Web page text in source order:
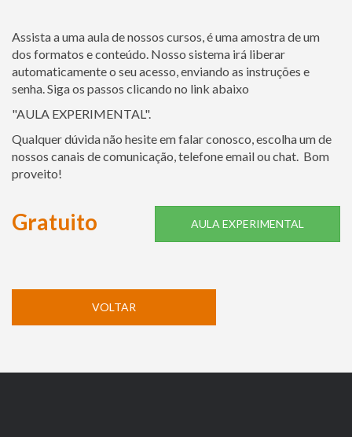
Assista a uma aula de nossos cursos, é uma amostra de um
dos formatos e conteúdo. Nosso sistema irá liberar
automaticamente o seu acesso, enviando as instruções e
senha. Siga os passos clicando no link abaixo
"AULA EXPERIMENTAL".
Qualquer dúvida não hesite em falar conosco, escolha um de
nossos canais de comunicação, telefone email ou chat. Bom
proveito!
AULA EXPERIMENTAL
Gratuito
VOLTAR